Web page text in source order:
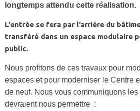
longtemps attendu cette réalisation.
L’entrée se fera par l’arrière du
transféré dans un espace modulaire
public.
Nous profitons de ces travaux pour
espaces et pour moderniser le Centre
de neuf. Nous vous communiquons
devraient nous permettre :